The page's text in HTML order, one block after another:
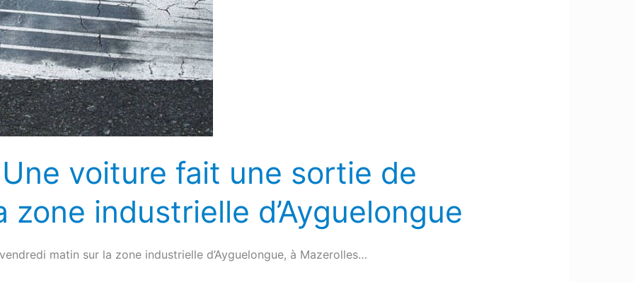
voiture fait une sortie de
zone industrielle d’Ayguelongue
matin sur la zone industrielle d’Ayguelongue, à Mazerolles…